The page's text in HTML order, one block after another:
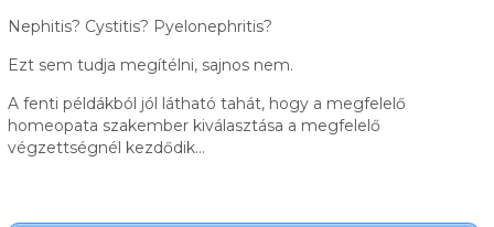
Nephitis? Cystitis? Pyelonephritis?
Ezt sem tudja megítélni, sajnos nem.
A fenti példákból jól látható tahát, hogy a megfelelő
homeopata szakember kiválasztása a megfelelő
végzettségnél kezdődik…